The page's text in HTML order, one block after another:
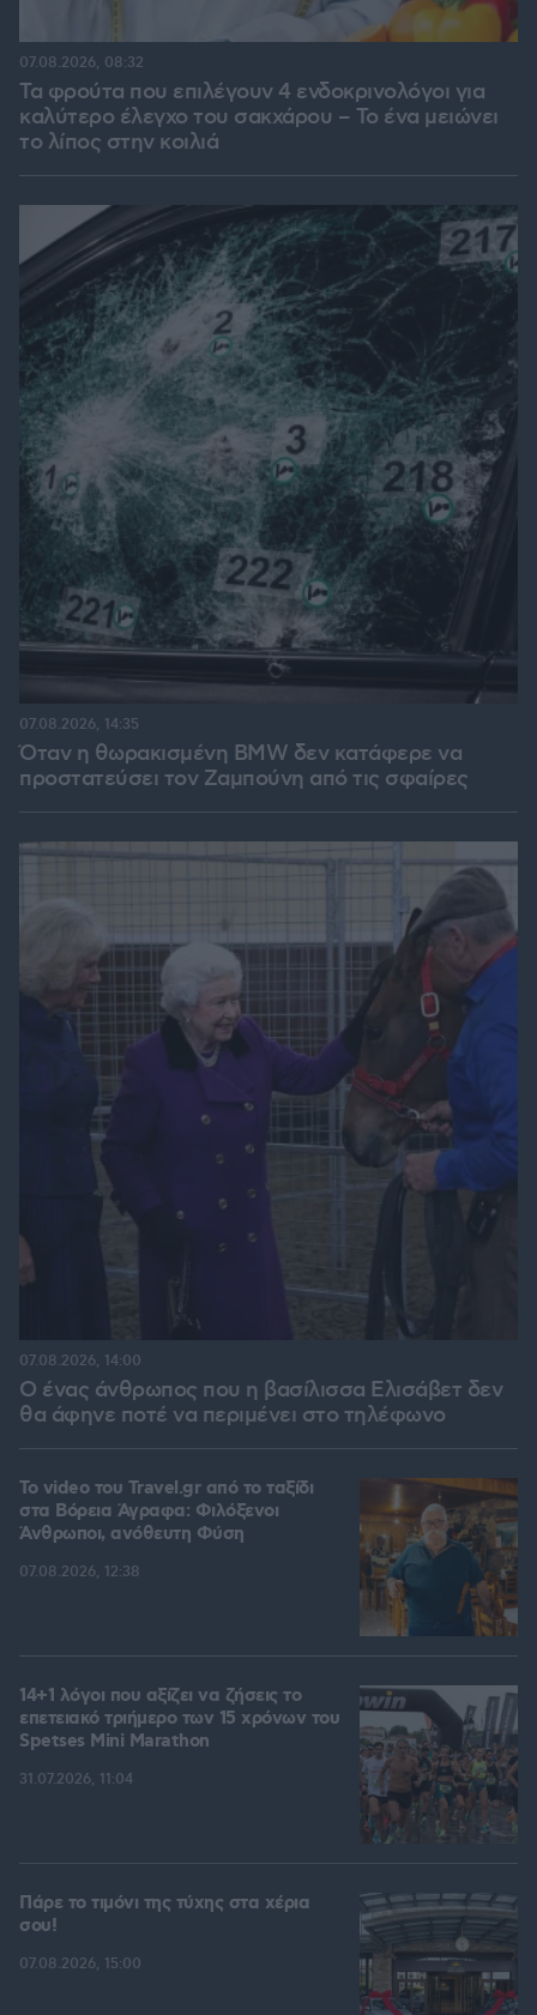
Τα φρούτα που επιλέγουν 4 ενδοκρινολόγοι για
καλύτερο έλεγχο του σακχάρου – Το ένα μειώνει
το λίπος στην κοιλιά
07.08.2026, 08:32
Όταν η θωρακισμένη BMW δεν κατάφερε να
προστατεύσει τον Ζαμπούνη από τις σφαίρες
07.08.2026, 14:35
Ο ένας άνθρωπος που η βασίλισσα Ελισάβετ δεν
θα άφηνε ποτέ να περιμένει στο τηλέφωνο
07.08.2026, 14:00
To video του Travel.gr από το ταξίδι
στα Βόρεια Άγραφα: Φιλόξενοι
Άνθρωποι, ανόθευτη Φύση
07.08.2026, 12:38
14+1 λόγοι που αξίζει να ζήσεις το
επετειακό τριήμερο των 15 χρόνων του
Spetses Mini Marathon
31.07.2026, 11:04
Πάρε το τιμόνι της τύχης στα χέρια
σου!
07.08.2026, 15:00